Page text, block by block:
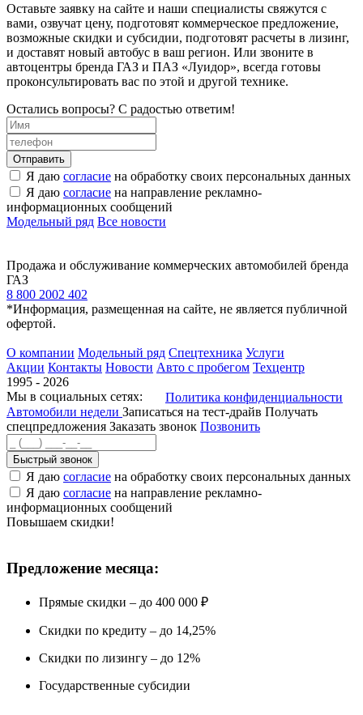
Оставьте заявку на сайте и наши специалисты свяжутся с
вами, озвучат цену, подготовят коммерческое предложение,
возможные скидки и субсидии, подготовят расчеты в лизинг,
и доставят новый автобус в ваш регион. Или звоните в
автоцентры бренда ГАЗ и ПАЗ «Луидор», всегда готовы
проконсультировать вас по этой и другой технике.
Остались вопросы? С радостью ответим!
Я даю согласие на обработку своих персональных данных
Я даю согласие на направление рекламно-
информационных сообщений
Модельный ряд Все новости
Продажа и обслуживание коммерческих автомобилей бренда
ГАЗ
8 800 2002 402
*Информация, размещенная на сайте, не является публичной
офертой.
О компании Модельный ряд Спецтехника Услуги
Акции Контакты Новости Авто с пробегом Техцентр
1995 - 2026
Мы в социальных сетях:
Политика конфиденциальности
Автомобили недели Записаться на тест-драйв Получать
спецпредложения Заказать звонок Позвонить
Быстрый звонок
Я даю согласие на обработку своих персональных данных
Я даю согласие на направление рекламно-
информационных сообщений
Повышаем скидки!
Предложение месяца:
Прямые скидки – до 400 000 ₽
Скидки по кредиту – до 14,25%
Скидки по лизингу – до 12%
Государственные субсидии